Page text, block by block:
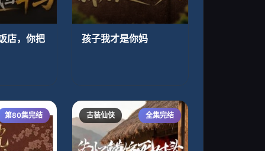
店，你把 孩子我才是你妈
第80集完结 古装仙侠 全集完结